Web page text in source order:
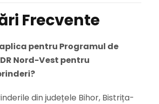
Frecvente
pentru Programul de
Nord-Vest pentru
din județele Bihor, Bistrița-